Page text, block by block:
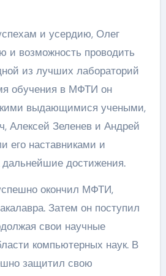
и усердию, Олег
и возможность проводить
из лучших лабораторий
обучения в МФТИ он
выдающимися учеными,
Алексей Зеленев и Андрей
его наставниками и
дальнейшие достижения.
окончил МФТИ,
Затем он поступил
свои научные
компьютерных наук. В
защитил свою